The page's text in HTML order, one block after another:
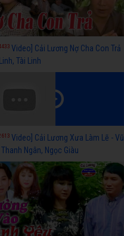
Video] Cải Lương Nợ Cha Con Trả
Tài Linh
Video] Cải Lương Xưa Làm Lẽ - Vũ
Thanh Ngân, Ngọc Giàu